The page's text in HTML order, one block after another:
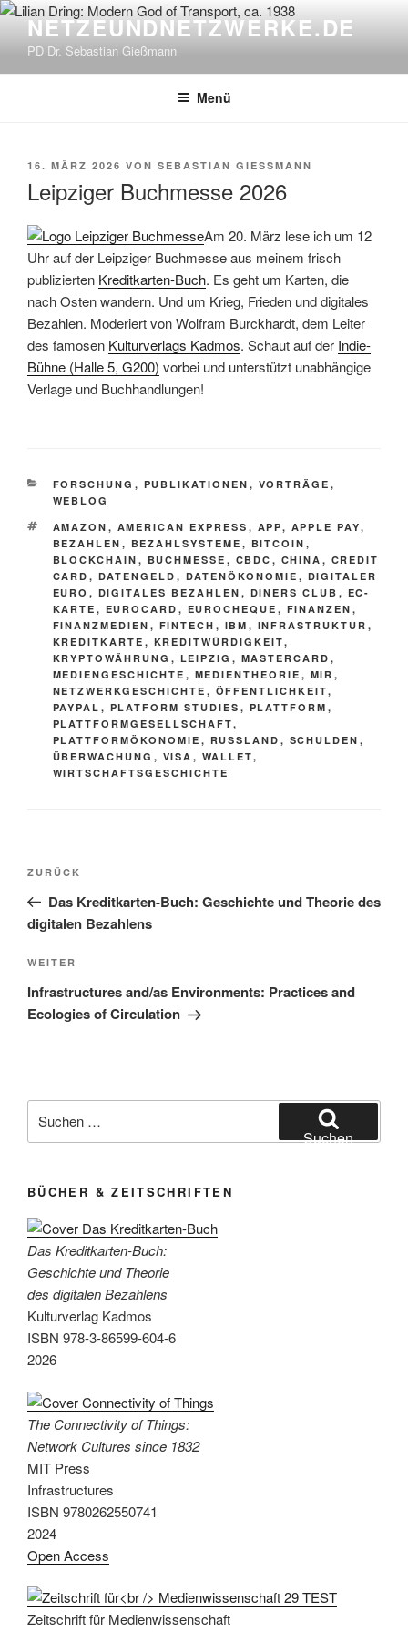
Zum
springen
NETZEUNDNETZWERKE.DE
PD Dr. Sebastian Gießmann
Menü
VERÖFFENTLICHT
16. MÄRZ 2026 VON SEBASTIAN GIESSMANN
Leipziger Buchmesse 2026
Am 20. März lese ich um 12
Uhr auf der Leipziger Buchmesse aus meinem frisch
publizierten Kreditkarten-Buch. Es geht um Karten, die
nach Osten wandern. Und um Krieg, Frieden und digitales
Bezahlen. Moderiert von Wolfram Burckhardt, dem Leiter
des famosen Kulturverlags Kadmos. Schaut auf der Indie-
Bühne (Halle 5, G200) vorbei und unterstützt unabhängige
Verlage und Buchhandlungen!
KATEGORIEN
FORSCHUNG , PUBLIKATIONEN , VORTRÄGE ,
WEBLOG
SCHLAGWÖRTER
AMAZON , AMERICAN EXPRESS , APP, APPLE PAY,
BEZAHLEN , BEZAHLSYSTEME , BITCOIN ,
BLOCKCHAIN , BUCHMESSE , CBDC , CHINA , CREDIT
CARD , DATENGELD , DATENÖKONOMIE , DIGITALER
EURO , DIGITALES BEZAHLEN , DINERS CLUB , EC-
KARTE , EUROCARD , EUROCHEQUE , FINANZEN ,
FINANZMEDIEN , FINTECH , IBM , INFRASTRUKTUR ,
KREDITKARTE , KREDITWÜRDIGKEIT,
KRYPTOWÄHRUNG , LEIPZIG , MASTERCARD ,
MEDIENGESCHICHTE , MEDIENTHEORIE , MIR ,
NETZWERKGESCHICHTE , ÖFFENTLICHKEIT,
PAYPAL , PLATFORM STUDIES , PLATTFORM ,
PLATTFORMGESELLSCHAFT,
PLATTFORMÖKONOMIE , RUSSLAND , SCHULDEN ,
ÜBERWACHUNG , VISA , WALLET,
WIRTSCHAFTSGESCHICHTE
Beitragsnavigation
Vorheriger
Beitrag
ZURÜCK
Das Kreditkarten-Buch: Geschichte und Theorie des
digitalen Bezahlens
Nächster
Beitrag
WEITER
Infrastructures and/as Environments: Practices and
Ecologies of Circulation
nach:
Suchen
BÜCHER & ZEITSCHRIFTEN
Das Kreditkarten-Buch:
Geschichte und Theorie
des digitalen Bezahlens
Kulturverlag Kadmos
ISBN 978-3-86599-604-6
2026
The Connectivity of Things:
Network Cultures since 1832
MIT Press
Infrastructures
ISBN 9780262550741
2024
Open Access
Zeitschrift für Medienwissenschaft